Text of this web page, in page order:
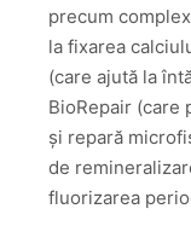
precum
la fixarea
(care ajută la
BioRepair (care
și repară
de
fluorizarea